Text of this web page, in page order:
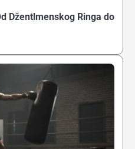
Džentlmenskog Ringa do